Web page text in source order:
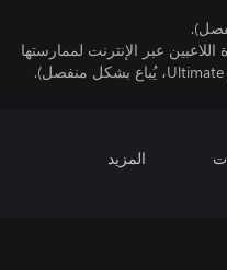
عبر الإنترنت لممارستها
المزيد